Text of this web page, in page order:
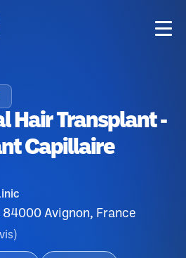
Hair Transplant -
Capillaire
84000 Avignon, France
)